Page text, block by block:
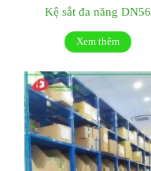
Kệ sắt đa năng DN56
Xem thêm